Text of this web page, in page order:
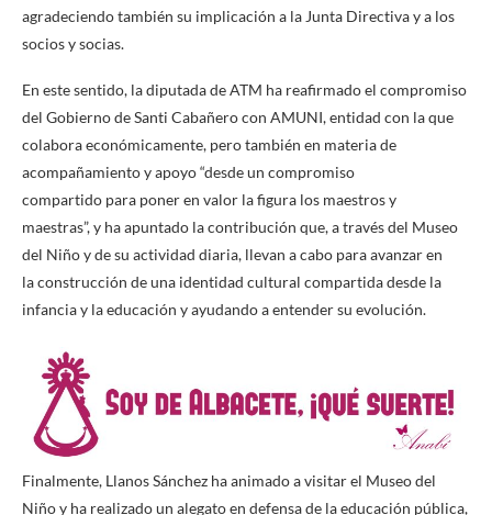
agradeciendo también su implicación a la Junta Directiva y a los
socios y socias.
En este sentido, la diputada de ATM ha reafirmado el compromiso
del Gobierno de Santi Cabañero con AMUNI, entidad con la que
colabora económicamente, pero también en materia de
acompañamiento y apoyo “desde un compromiso
compartido para poner en valor la figura los maestros y
maestras”, y ha apuntado la contribución que, a través del Museo
del Niño y de su actividad diaria, llevan a cabo para avanzar en
la construcción de una identidad cultural compartida desde la
infancia y la educación y ayudando a entender su evolución.
Finalmente, Llanos Sánchez ha animado a visitar el Museo del
Niño y ha realizado un alegato en defensa de la educación pública,